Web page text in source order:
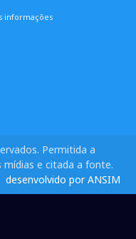
informações
Permitida a
mídias e citada a fonte.
desenvolvido por ANSIM